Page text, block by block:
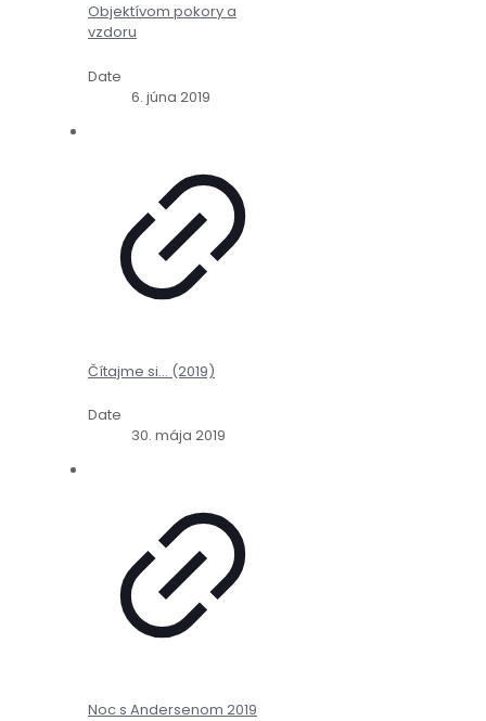
Objektívom pokory a
vzdoru
Date
6. júna 2019
Čítajme si… (2019)
Date
30. mája 2019
Noc s Andersenom 2019